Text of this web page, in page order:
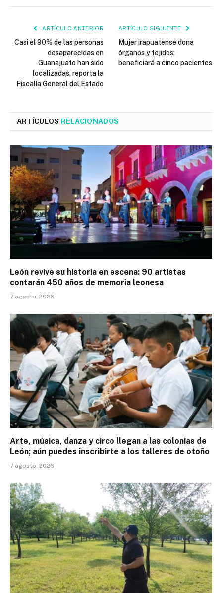
ARTÍCULO ANTERIOR
Casi el 90% de las personas
desaparecidas en
Guanajuato han sido
localizadas, reporta la
Fiscalía General del Estado
ARTÍCULO SIGUIENTE
Mujer irapuatense dona
órganos y tejidos;
beneficiará a cinco pacientes
ARTÍCULOS RELACIONADOS
León revive su historia en escena: 90 artistas
contarán 450 años de memoria leonesa
7 agosto, 2026
Arte, música, danza y circo llegan a las colonias de
León; aún puedes inscribirte a los talleres de otoño
7 agosto, 2026